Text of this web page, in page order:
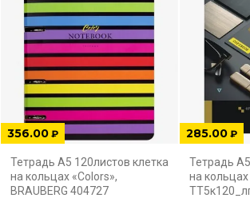
356.00 ₽
Тетрадь А5 120листов клетка
на кольцах «Colors»,
BRAUBERG 404727
285.00 ₽
Тетрадь
на кольцах